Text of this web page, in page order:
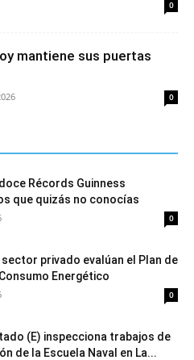
0
mantiene sus puertas
0
Récords Guinness
que quizás no conocías
0
sector privado evalúan el Plan de
Energético
0
(E) inspecciona trabajos de
de la Escuela Naval en La...